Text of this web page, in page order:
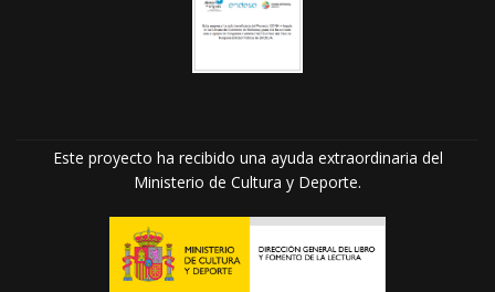
Este proyecto ha recibido una ayuda extraordinaria del
Ministerio de Cultura y Deporte.